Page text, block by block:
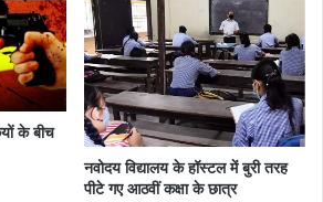
के बीच
नवोदय विद्यालय के हॉस्टल में बुरी तरह
पीटे गए आठवीं कक्षा के छात्र